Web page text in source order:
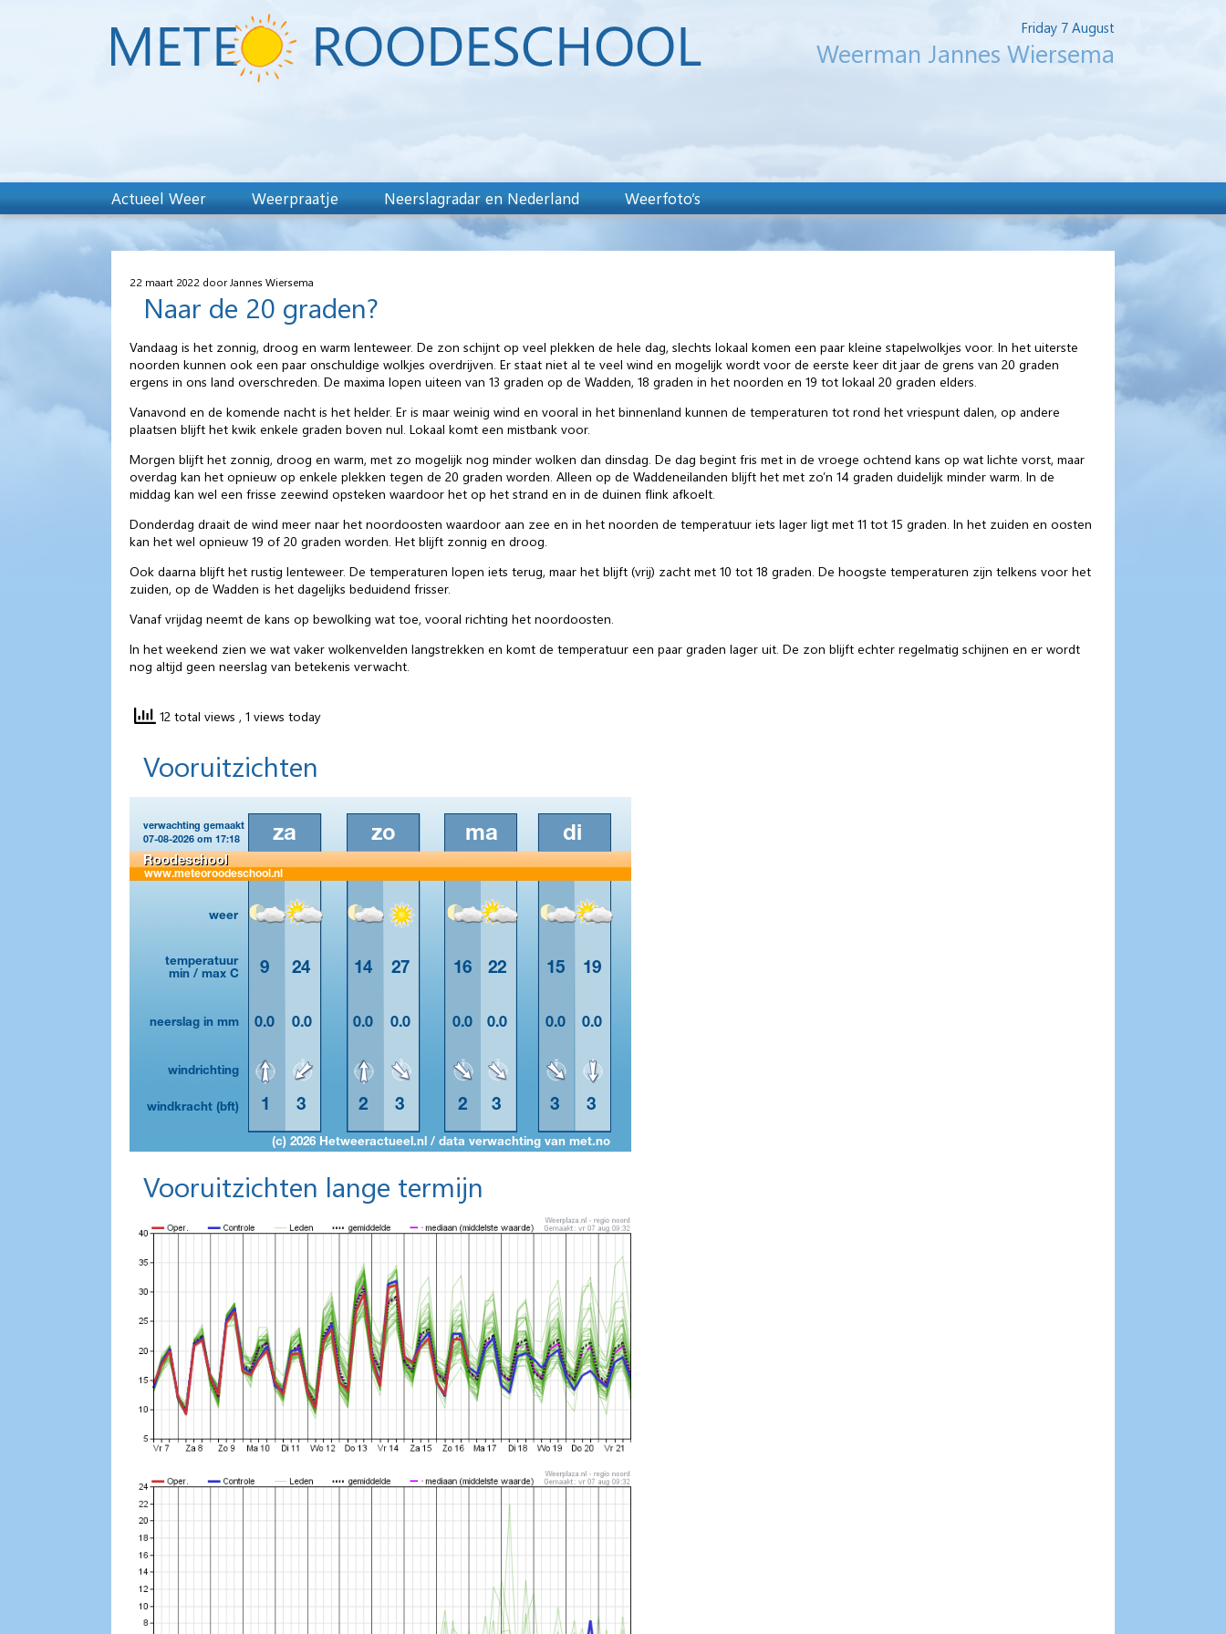
Friday 7 August
Weerman Jannes Wiersema
Actueel Weer Weerpraatje Neerslagradar en Nederland Weerfoto’s
22 maart 2022 door Jannes Wiersema
Naar de 20 graden?
Vandaag is het zonnig, droog en warm lenteweer. De zon schijnt op veel plekken de hele dag, slechts lokaal komen een paar kleine stapelwolkjes voor. In het uiterste
noorden kunnen ook een paar onschuldige wolkjes overdrijven. Er staat niet al te veel wind en mogelijk wordt voor de eerste keer dit jaar de grens van 20 graden
ergens in ons land overschreden. De maxima lopen uiteen van 13 graden op de Wadden, 18 graden in het noorden en 19 tot lokaal 20 graden elders.
Vanavond en de komende nacht is het helder. Er is maar weinig wind en vooral in het binnenland kunnen de temperaturen tot rond het vriespunt dalen, op andere
plaatsen blijft het kwik enkele graden boven nul. Lokaal komt een mistbank voor.
Morgen blijft het zonnig, droog en warm, met zo mogelijk nog minder wolken dan dinsdag. De dag begint fris met in de vroege ochtend kans op wat lichte vorst, maar
overdag kan het opnieuw op enkele plekken tegen de 20 graden worden. Alleen op de Waddeneilanden blijft het met zo’n 14 graden duidelijk minder warm. In de
middag kan wel een frisse zeewind opsteken waardoor het op het strand en in de duinen flink afkoelt.
Donderdag draait de wind meer naar het noordoosten waardoor aan zee en in het noorden de temperatuur iets lager ligt met 11 tot 15 graden. In het zuiden en oosten
kan het wel opnieuw 19 of 20 graden worden. Het blijft zonnig en droog.
Ook daarna blijft het rustig lenteweer. De temperaturen lopen iets terug, maar het blijft (vrij) zacht met 10 tot 18 graden. De hoogste temperaturen zijn telkens voor het
zuiden, op de Wadden is het dagelijks beduidend frisser.
Vanaf vrijdag neemt de kans op bewolking wat toe, vooral richting het noordoosten.
In het weekend zien we wat vaker wolkenvelden langstrekken en komt de temperatuur een paar graden lager uit. De zon blijft echter regelmatig schijnen en er wordt
nog altijd geen neerslag van betekenis verwacht.
12 total views , 1 views today
Vooruitzichten
Vooruitzichten lange termijn